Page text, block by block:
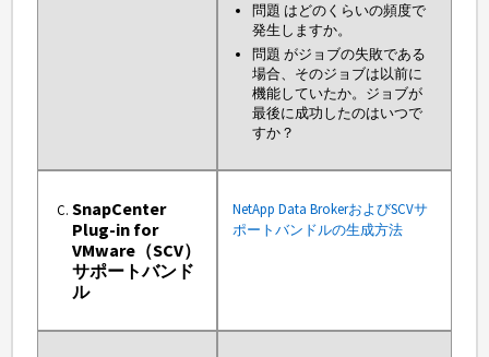
問題 はどのくらいの頻度で
発生しますか。
問題 がジョブの失敗である
場合、そのジョブは以前に
機能していたか。ジョブが
最後に成功したのはいつで
すか？
SnapCenter
Plug-in for
VMware（SCV）
サポートバンド
ル
NetApp Data BrokerおよびSCVサ
ポートバンドルの生成方法